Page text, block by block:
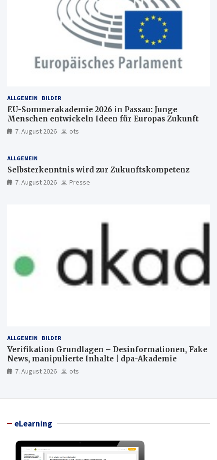
ALLGEMEIN BILDER
EU-Sommerakademie 2026 in Passau: Junge
Menschen entwickeln Ideen für Europas Zukunft
7. August 2026 ots
ALLGEMEIN
Selbsterkenntnis wird zur Zukunftskompetenz
7. August 2026 Presse
ALLGEMEIN BILDER
Verifikation Grundlagen – Desinformationen, Fake
News, manipulierte Inhalte | dpa-Akademie
7. August 2026 ots
eLearning